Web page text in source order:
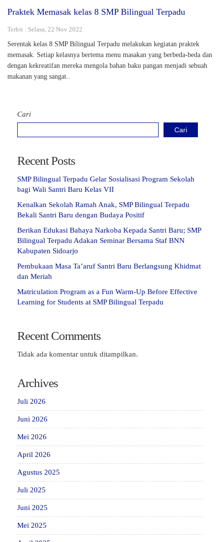
Praktek Memasak kelas 8 SMP Bilingual Terpadu
Terbit : Selasa, 22 Nov 2022
Serentak kelas 8 SMP Bilingual Terpadu melakukan kegiatan praktek
memasak. Setiap kelasnya bertema menu masakan yang berbeda-beda dan
dengan kekreatifan mereka mengola bahan baku pangan menjadi sebuah
makanan yang sangat..
Cari
Cari
Recent Posts
SMP Bilingual Terpadu Gelar Sosialisasi Program Sekolah
bagi Wali Santri Baru Kelas VII
Kenalkan Sekolah Ramah Anak, SMP Bilingual Terpadu
Bekali Santri Baru dengan Budaya Positif
Berikan Edukasi Bahaya Narkoba Kepada Santri Baru; SMP
Bilingual Terpadu Adakan Seminar Bersama Staf BNN
Kabupaten Sidoarjo
Pembukaan Masa Ta’aruf Santri Baru Berlangsung Khidmat
dan Meriah
Matriculation Program as a Fun Warm-Up Before Effective
Learning for Students at SMP Bilingual Terpadu
Recent Comments
Tidak ada komentar untuk ditampilkan.
Archives
Juli 2026
Juni 2026
Mei 2026
April 2026
Agustus 2025
Juli 2025
Juni 2025
Mei 2025